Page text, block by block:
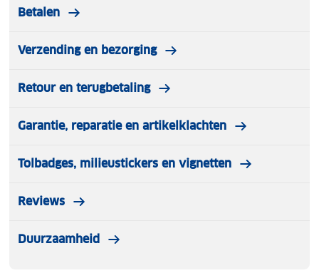
Betalen
Verzending en bezorging
Retour en terugbetaling
Garantie, reparatie en artikelklachten
Tolbadges, milieustickers en vignetten
Reviews
Duurzaamheid